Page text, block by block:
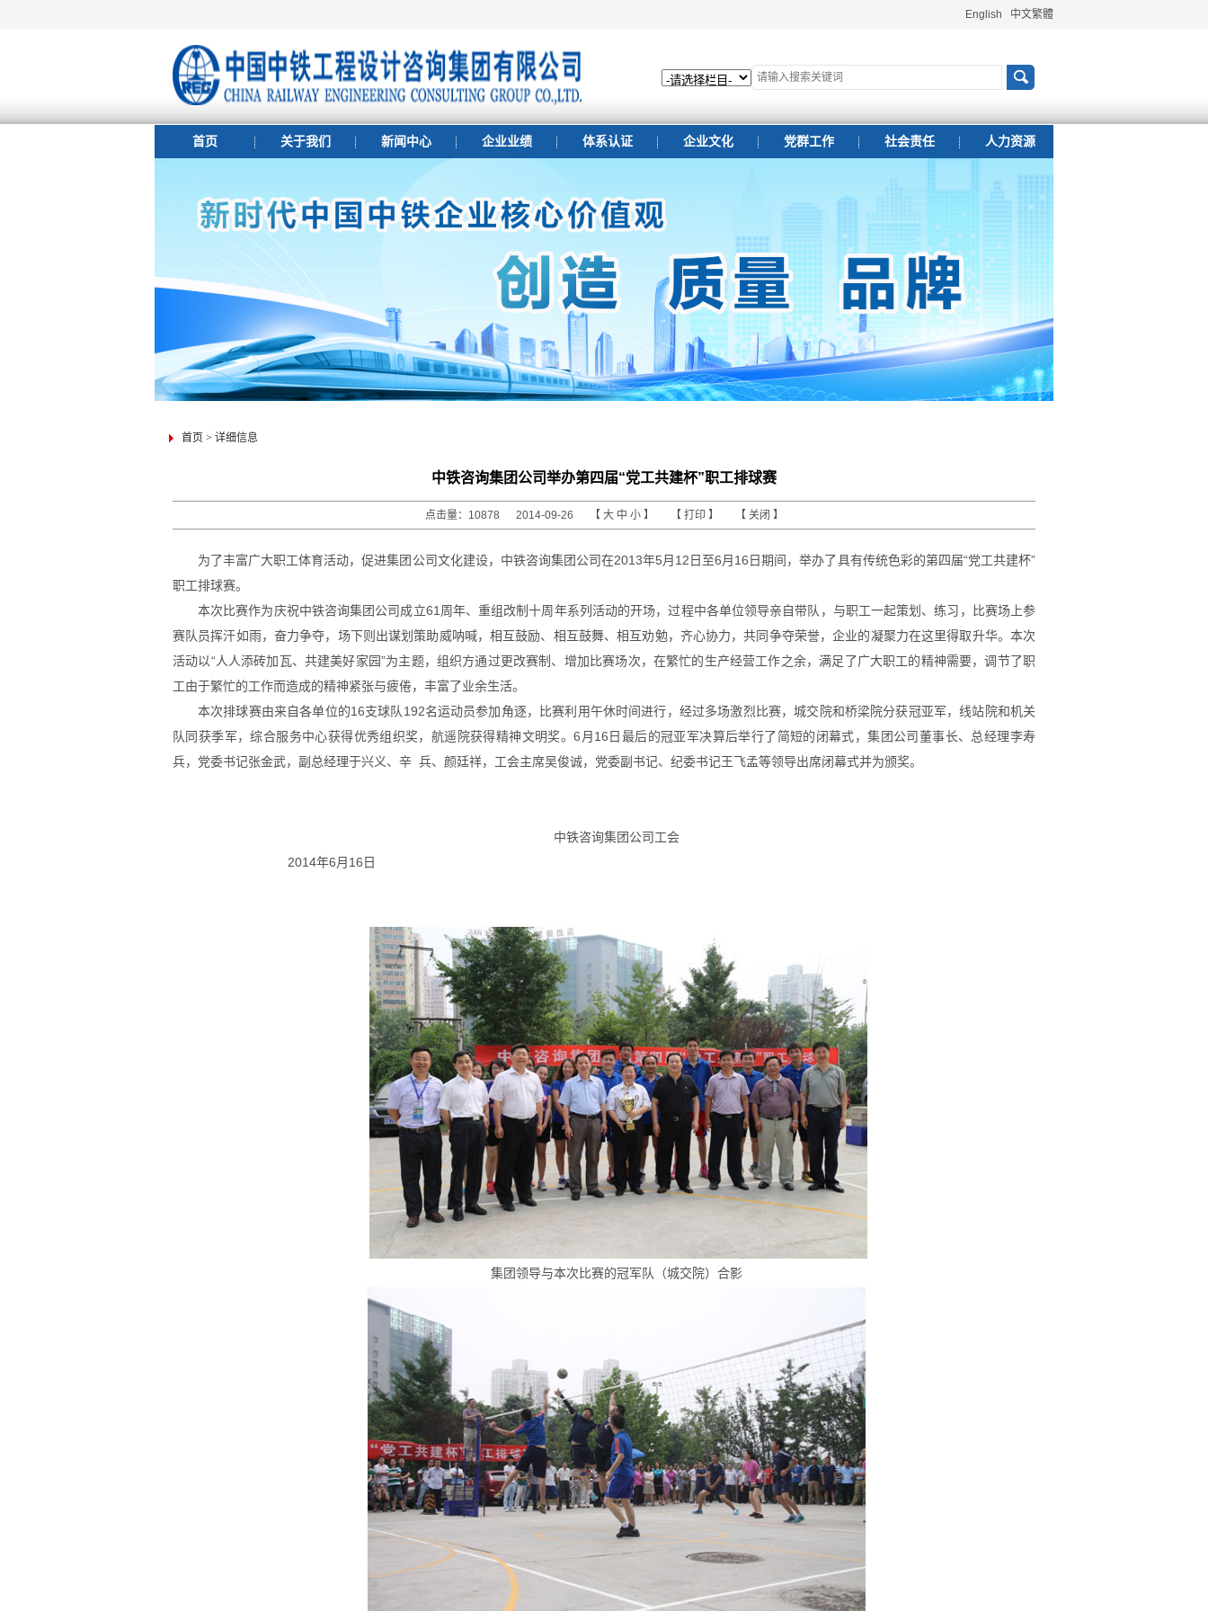
English 中文繁體
首页 关于我们 新闻中心 企业业绩 体系认证 企业文化 党群工作 社会责任 人力资源
首页 > 详细信息
中铁咨询集团公司举办第四届“党工共建杯”职工排球赛
点击量：10878 2014-09-26 【 大 中 小 】 【 打印 】 【 关闭 】
为了丰富广大职工体育活动，促进集团公司文化建设，中铁咨询集团公司在2013年5月12日至6月16日期间，举办了具有传统色彩的第四届“党工共建杯”
职工排球赛。
本次比赛作为庆祝中铁咨询集团公司成立61周年、重组改制十周年系列活动的开场，过程中各单位领导亲自带队，与职工一起策划、练习，比赛场上参
赛队员挥汗如雨，奋力争夺，场下则出谋划策助威呐喊，相互鼓励、相互鼓舞、相互劝勉，齐心协力，共同争夺荣誉，企业的凝聚力在这里得取升华。本次
活动以“人人添砖加瓦、共建美好家园”为主题，组织方通过更改赛制、增加比赛场次，在繁忙的生产经营工作之余，满足了广大职工的精神需要，调节了职
工由于繁忙的工作而造成的精神紧张与疲倦，丰富了业余生活。
本次排球赛由来自各单位的16支球队192名运动员参加角逐，比赛利用午休时间进行，经过多场激烈比赛，城交院和桥梁院分获冠亚军，线站院和机关
队同获季军，综合服务中心获得优秀组织奖，航遥院获得精神文明奖。6月16日最后的冠亚军决算后举行了简短的闭幕式，集团公司董事长、总经理李寿
兵，党委书记张金武，副总经理于兴义、辛 兵、颜廷祥，工会主席吴俊诚，党委副书记、纪委书记王飞孟等领导出席闭幕式并为颁奖。
中铁咨询集团公司工会
2014年6月16日
集团领导与本次比赛的冠军队（城交院）合影